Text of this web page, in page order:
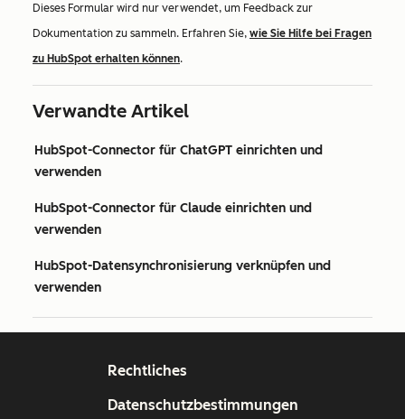
Dieses Formular wird nur verwendet, um Feedback zur
Dokumentation zu sammeln. Erfahren Sie, wie Sie Hilfe bei Fragen
zu HubSpot erhalten können.
Verwandte Artikel
HubSpot-Connector für ChatGPT einrichten und
verwenden
HubSpot-Connector für Claude einrichten und
verwenden
HubSpot-Datensynchronisierung verknüpfen und
verwenden
Rechtliches
Datenschutzbestimmungen